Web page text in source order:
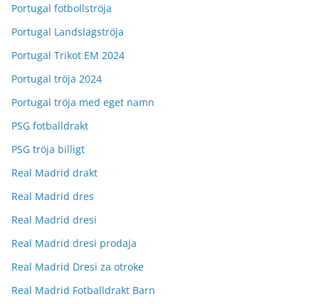
Portugal fotbollströja
Portugal Landslagströja
Portugal Trikot EM 2024
Portugal tröja 2024
Portugal tröja med eget namn
PSG fotballdrakt
PSG tröja billigt
Real Madrid drakt
Real Madrid dres
Real Madrid dresi
Real Madrid dresi prodaja
Real Madrid Dresi za otroke
Real Madrid Fotballdrakt Barn